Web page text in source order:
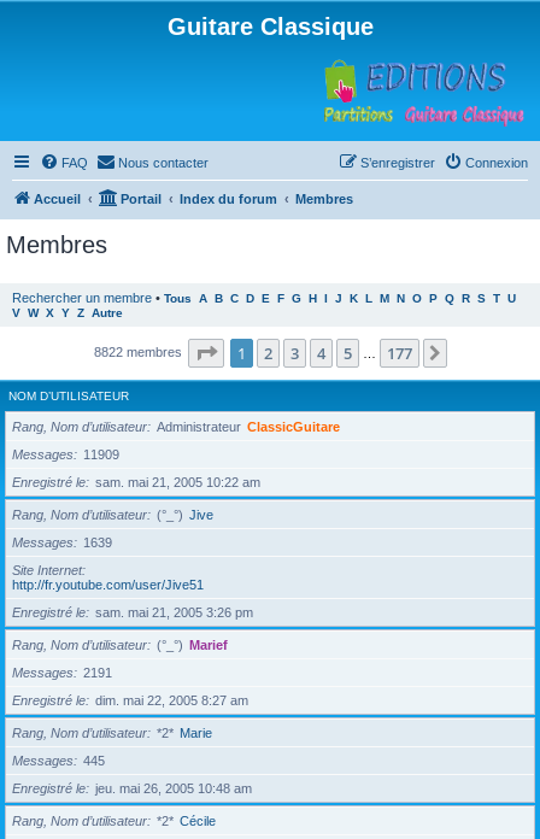
Guitare Classique
FAQ Nous contacter Connexion
S’enregistrer
Accueil Portail Index du forum Membres
Membres
Rechercher un membre • Tous A B C D E F G H I J K L M N O P Q R S T U
V W X Y Z Autre
8822 membres Page 1sur177
1 2 3 4 5 177
NOM D’UTILISATEUR
Rang, Nom d’utilisateur Administrateur ClassicGuitare
Messages
11909
Enregistré le
sam. mai 21, 2005 10:22 am
Rang, Nom d’utilisateur (°_°) Jive
Messages
1639
Site Internet
http://fr.youtube.com/user/Jive51
Enregistré le
sam. mai 21, 2005 3:26 pm
Rang, Nom d’utilisateur (°_°) Marief
Messages
2191
Enregistré le
dim. mai 22, 2005 8:27 am
Rang, Nom d’utilisateur *2* Marie
Messages
445
Enregistré le
jeu. mai 26, 2005 10:48 am
Rang, Nom d’utilisateur *2* Cécile